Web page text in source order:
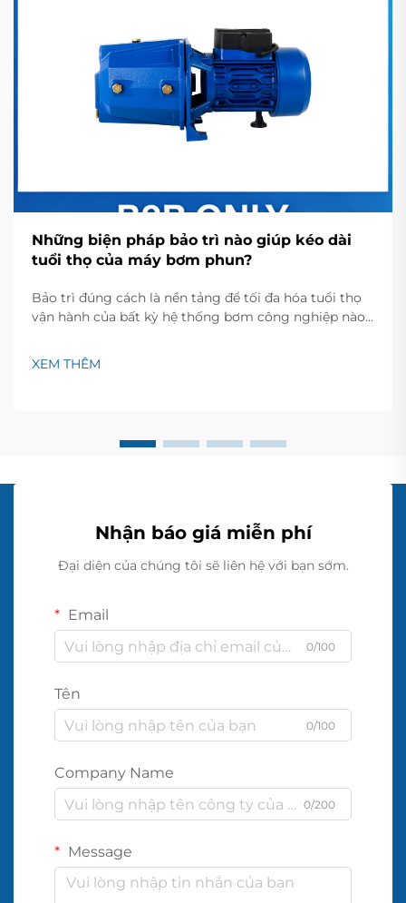
Những biện pháp bảo trì nào giúp kéo dài
tuổi thọ của máy bơm phun?
Bảo trì đúng cách là nền tảng để tối đa hóa tuổi thọ
vận hành của bất kỳ hệ thống bơm công nghiệp nào.
các biện pháp bảo trì chiến lược có thể kéo dài đáng
kể tuổi thọ thiết bị, giảm chi phí vận hành...
XEM THÊM
Nhận báo giá miễn phí
Đại diện của chúng tôi sẽ liên hệ với bạn sớm.
Email
0/100
Tên
0/100
Company Name
0/200
Message